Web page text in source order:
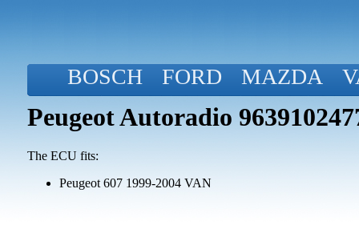
BOSCH FORD MAZDA
Peugeot Autoradio
The ECU fits:
Peugeot 607 1999-2004 VAN